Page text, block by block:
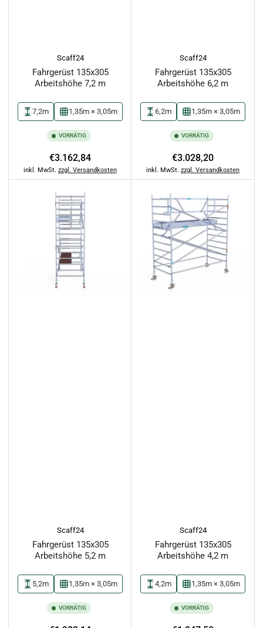
Scaff24
Fahrgerüst 135x305
Arbeitshöhe 7,2 m
7,2m 1,35m × 3,05m
VORRÄTIG
Normaler
Preis
€3.162,84
inkl. MwSt. zzgl. Versandkosten
Scaff24
Fahrgerüst 135x305
Arbeitshöhe 6,2 m
6,2m 1,35m × 3,05m
VORRÄTIG
Normaler
Preis
€3.028,20
inkl. MwSt. zzgl. Versandkosten
Scaff24
Fahrgerüst 135x305
Arbeitshöhe 5,2 m
5,2m 1,35m × 3,05m
VORRÄTIG
Scaff24
Fahrgerüst 135x305
Arbeitshöhe 4,2 m
4,2m 1,35m × 3,05m
VORRÄTIG